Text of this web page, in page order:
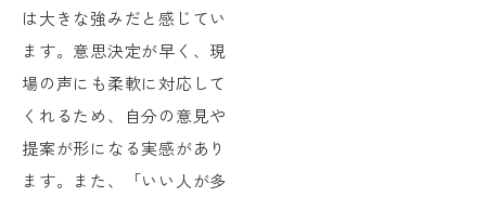
は大きな強みだと感じてい
ます。意思決定が早く、現
場の声にも柔軟に対応して
くれるため、自分の意見や
提案が形になる実感があり
ます。また、「いい人が多